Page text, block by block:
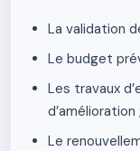
La validation
Le budget
Les travaux
d’amélioration ;
Le